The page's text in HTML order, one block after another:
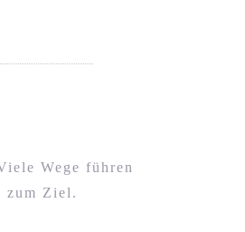
Wege führen
zum Ziel.